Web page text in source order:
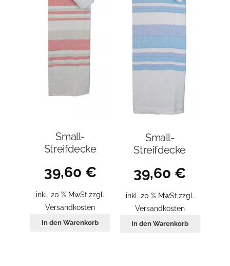
Small-
Streifdecke
39,60 €
inkl. 20 % MwSt.zzgl.
Versandkosten
In den Warenkorb
Small-
Streifdecke
39,60 €
inkl. 20 % MwSt.zzgl.
Versandkosten
In den Warenkorb